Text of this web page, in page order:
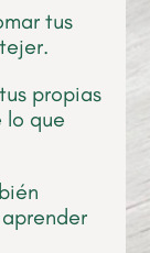
tus
propias
lo que